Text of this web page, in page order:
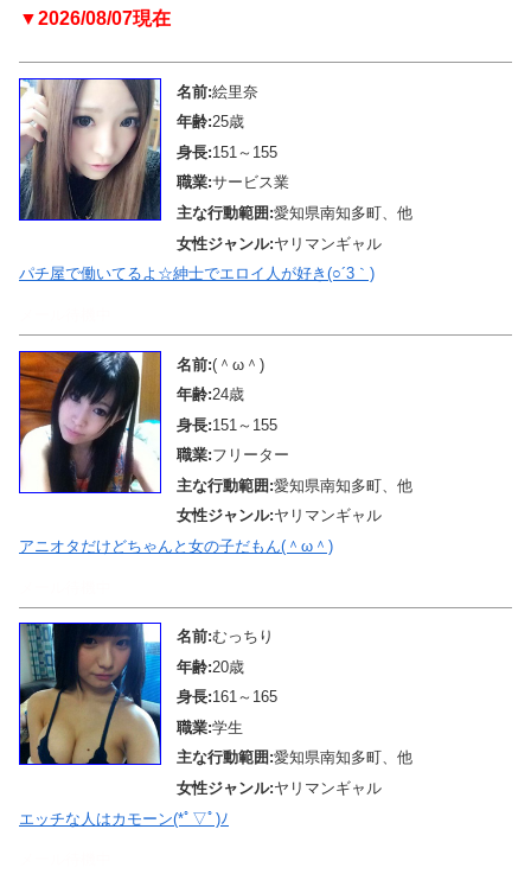
▼2026/08/07現在
名前:絵里奈
年齢:25歳
身長:151～155
職業:サービス業
主な行動範囲:愛知県南知多町、他
女性ジャンル:ヤリマンギャル
パチ屋で働いてるよ☆紳士でエロイ人が好き(○´3｀)
名前:(＾ω＾)
年齢:24歳
身長:151～155
職業:フリーター
主な行動範囲:愛知県南知多町、他
女性ジャンル:ヤリマンギャル
アニオタだけどちゃんと女の子だもん(＾ω＾)
名前:むっちり
年齢:20歳
身長:161～165
職業:学生
主な行動範囲:愛知県南知多町、他
女性ジャンル:ヤリマンギャル
エッチな人はカモーン(*ﾟ▽ﾟ)ﾉ